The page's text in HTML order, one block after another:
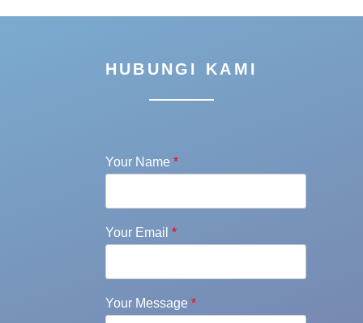
HUBUNGI KAMI
Your Name *
Your Email *
Your Message *